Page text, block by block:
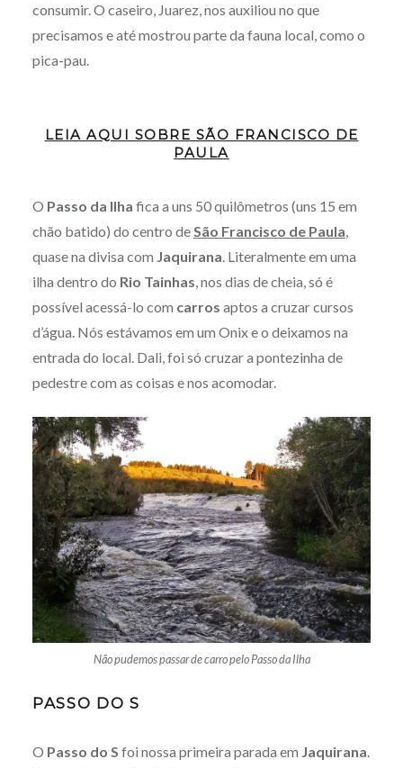
consumir. O caseiro, Juarez, nos auxiliou no que
precisamos e até mostrou parte da fauna local, como o
pica-pau.
LEIA AQUI SOBRE SÃO FRANCISCO DE
PAULA
O Passo da Ilha fica a uns 50 quilômetros (uns 15 em
chão batido) do centro deSão Francisco de Paula,
quase na divisa com Jaquirana. Literalmente em uma
ilha dentro do Rio Tainhas, nos dias de cheia, só é
possível acessá-lo com carros aptos a cruzar cursos
d’água. Nós estávamos em um Onix e o deixamos na
entrada do local. Dali, foi só cruzar a pontezinha de
pedestre com as coisas e nos acomodar.
Não pudemos passar de carro pelo Passo da Ilha
PASSO DO S
O Passo do S foi nossa primeira parada em Jaquirana.